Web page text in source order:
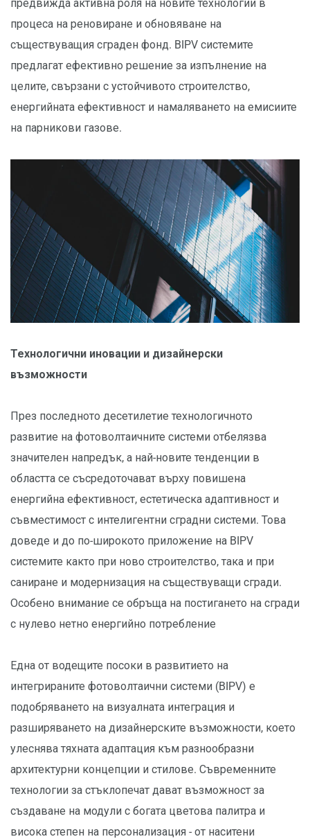
предвижда активна роля на новите технологии в
процеса на реновиране и обновяване на
съществуващия сграден фонд. BIPV системите
предлагат ефективно решение за изпълнение на
целите, свързани с устойчивото строителство,
енергийната ефективност и намаляването на емисиите
на парникови газове.
Технологични иновации и дизайнерски
възможности
През последното десетилетие технологичното
развитие на фотоволтаичните системи отбелязва
значителен напредък, а най-новите тенденции в
областта се съсредоточават върху повишена
енергийна ефективност, естетическа адаптивност и
съвместимост с интелигентни сградни системи. Това
доведе и до по-широкото приложение на BIPV
системите както при ново строителство, така и при
саниране и модернизация на съществуващи сгради.
Особено внимание се обръща на постигането на сгради
с нулево нетно енергийно потребление
Една от водещите посоки в развитието на
интегрираните фотоволтаични системи (BIPV) е
подобряването на визуалната интеграция и
разширяването на дизайнерските възможности, което
улеснява тяхната адаптация към разнообразни
архитектурни концепции и стилове. Съвременните
технологии за стъклопечат дават възможност за
създаване на модули с богата цветова палитра и
висока степен на персонализация - от наситени